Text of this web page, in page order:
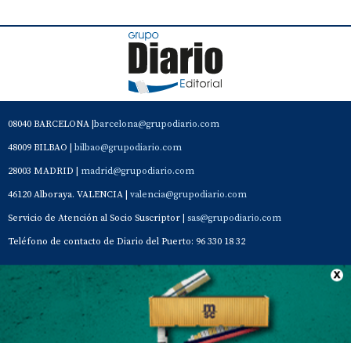
08040 BARCELONA | barcelona@grupodiario.com
48009 BILBAO | bilbao@grupodiario.com
28003 MADRID | madrid@grupodiario.com
46120 Alboraya. VALENCIA | valencia@grupodiario.com
Servicio de Atención al Socio Suscriptor | sas@grupodiario.com
Teléfono de contacto de Diario del Puerto: 96 330 18 32
Contacto Aviso Legal Quiénes somos Política de privacidad